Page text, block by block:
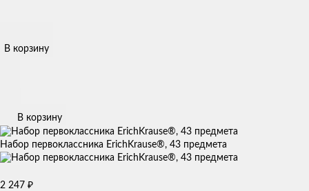
В корзину
В корзину
Набор первоклассника ErichKrause®, 43 предмета
2 247 ₽